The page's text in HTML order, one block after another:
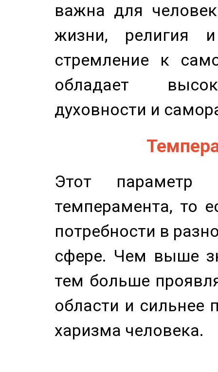
важна для
жизни, религия
стремление к
обладает
духовности и
Этот параметр
темперамента, то
потребности в
сфере. Чем выше
тем больше
области и сильнее
харизма человека.